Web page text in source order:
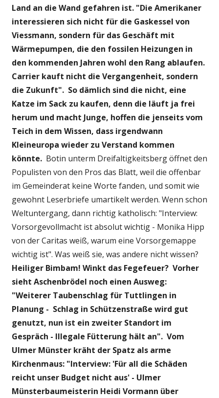
Land an die Wand gefahren ist. "Die Amerikaner
interessieren sich nicht für die Gaskessel von
Viessmann, sondern für das Geschäft mit
Wärmepumpen, die den fossilen Heizungen in
den kommenden Jahren wohl den Rang ablaufen.
Carrier kauft nicht die Vergangenheit, sondern
die Zukunft". So dämlich sind die nicht, eine
Katze im Sack zu kaufen, denn die läuft ja frei
herum und macht Junge, hoffen die jenseits vom
Teich in dem Wissen, dass irgendwann
Kleineuropa wieder zu Verstand kommen
könnte. Botin unterm Dreifaltigkeitsberg öffnet den
Populisten von den Pros das Blatt, weil die offenbar
im Gemeinderat keine Worte fanden, und somit wie
gewohnt Leserbriefe umartikelt werden. Wenn schon
Weltuntergang, dann richtig katholisch: "Interview:
Vorsorgevollmacht ist absolut wichtig - Monika Hipp
von der Caritas weiß, warum eine Vorsorgemappe
wichtig ist". Was weiß sie, was andere nicht wissen?
Heiliger Bimbam! Winkt das Fegefeuer? Vorher
sieht Aschenbrödel noch einen Ausweg:
"Weiterer Taubenschlag für Tuttlingen in
Planung - Schlag in Schützenstraße wird gut
genutzt, nun ist ein zweiter Standort im
Gespräch - Illegale Fütterung hält an". Vom
Ulmer Münster kräht der Spatz als arme
Kirchenmaus: "Interview: 'Für all die Schäden
reicht unser Budget nicht aus' - Ulmer
Münsterbaumeisterin Heidi Vormann über